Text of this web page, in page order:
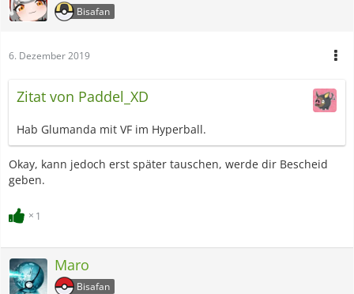
Bisafan
6. Dezember 2019
Zitat von Paddel_XD
Hab Glumanda mit VF im Hyperball.
Okay, kann jedoch erst später tauschen, werde dir Bescheid
geben.
1
Maro
Bisafan